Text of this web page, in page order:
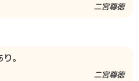
二宮尊徳​​
。
二宮尊徳​​